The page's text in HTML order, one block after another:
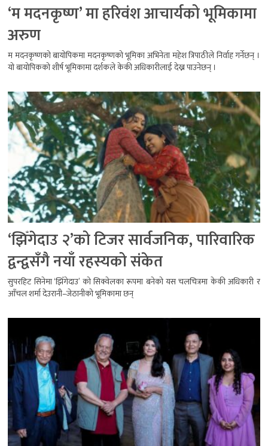
‘म मदनकृष्ण’ मा हरिवंश आचार्यको भूमिकामा
अरुण
म मदनकृष्णको बायोपिकमा मदनकृष्णको भूमिका अभिनेता महेश त्रिपाठीले निर्वाह गर्नेछन् ।
यो बायोपिकको शीर्ष भूमिकामा दर्शकले केकी अधिकारीलाई देख्न पाउनेछन् ।
‘झिँगेदाउ २’को टिजर सार्वजनिक, पारिवारिक
द्वन्द्वसँगै नयाँ रहस्यको संकेत
सुपरहिट सिनेमा ‘झिँगेदाउ’ को सिक्वेलका रूपमा बनेको यस चलचित्रमा केकी अधिकारी र
आँचल शर्मा देउरानी–जेठानीको भूमिकामा छन्